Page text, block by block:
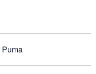
Puma